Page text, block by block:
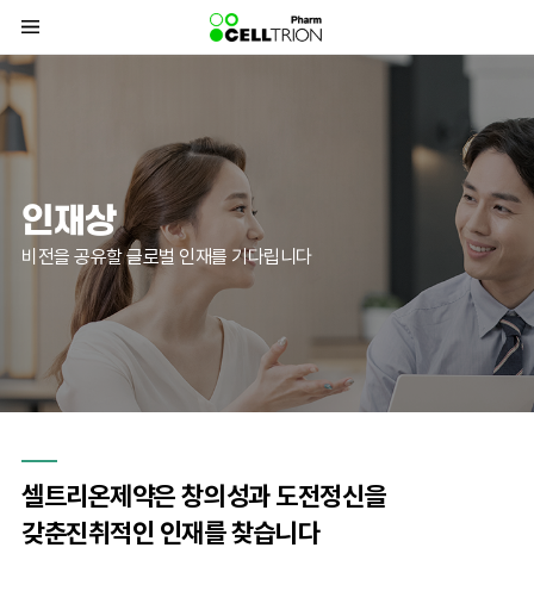
로
가
기
메
인재상
비전을 공유할 글로벌 인재를 기다립니다
셀트리온제약은 창의성과 도전정신을
갖춘진취적인 인재를 찾습니다